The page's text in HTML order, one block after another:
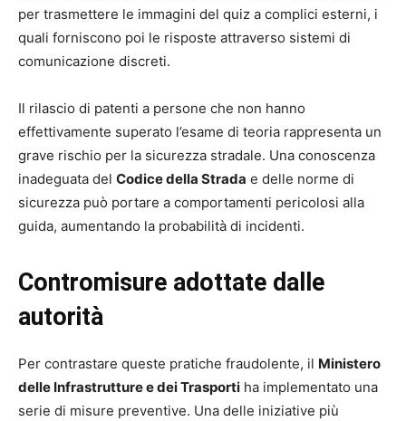
per trasmettere le immagini del quiz a complici esterni, i
quali forniscono poi le risposte attraverso sistemi di
comunicazione discreti.
Il rilascio di patenti a persone che non hanno
effettivamente superato l’esame di teoria rappresenta un
grave rischio per la sicurezza stradale. Una conoscenza
inadeguata del Codice della Strada e delle norme di
sicurezza può portare a comportamenti pericolosi alla
guida, aumentando la probabilità di incidenti.
Contromisure adottate dalle
autorità
Per contrastare queste pratiche fraudolente, il Ministero
delle Infrastrutture e dei Trasporti ha implementato una
serie di misure preventive. Una delle iniziative più